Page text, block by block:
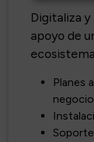
Digitaliza
apoyo de
Planes